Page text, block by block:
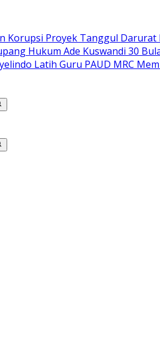
Korupsi Proyek Tanggul Darurat
Hukum Ade Kuswandi 30
Latih Guru PAUD MRC